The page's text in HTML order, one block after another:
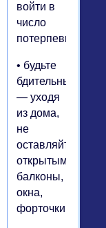
войти в
число
потерпевших:
• будьте
бдительны
— уходя
из дома,
не
оставляйте
открытыми
балконы,
окна,
форточки.